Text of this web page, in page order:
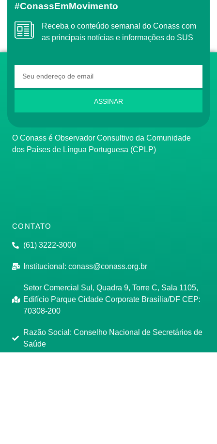
#ConassEmMovimento
Receba o conteúdo semanal do Conass com
as principais notícias e informações do SUS
ASSINAR
O Conass é Observador Consultivo da Comunidade
dos Países de Língua Portuguesa (CPLP)
CONTATO
(61) 3222-3000
Institucional: conass@conass.org.br
Setor Comercial Sul, Quadra 9, Torre C, Sala 1105,
Edifício Parque Cidade Corporate Brasília/DF CEP:
70308-200
Razão Social: Conselho Nacional de Secretários de
Saúde